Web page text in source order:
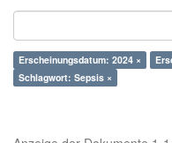
Erscheinungsdatum: 2024 ×
Schlagwort: Sepsis ×